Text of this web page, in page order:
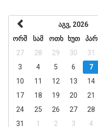
აგვ, 2026
ორშ
სამ ოთხ ხუთ პარ
27
28 29 30 31
3
4 5 6 7
10
11 12 13 14
17
18 19 20 21
24
25 26 27 28
31
1 2 3 4